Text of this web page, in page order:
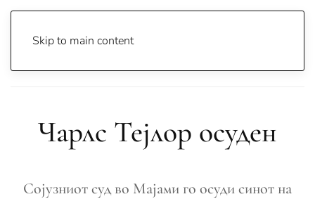
Skip to main content
Чарлс Тејлор осуден
Сојузниот суд во Мајами го осуди синот на